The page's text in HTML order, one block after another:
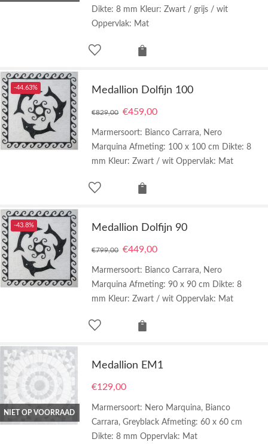
Dikte: 8 mm Kleur: Zwart / grijs / wit
Oppervlak: Mat
-44.63% Medallion Dolfijn 100
€829,00 €459,00
Marmersoort: Bianco Carrara, Nero
Marquina Afmeting: 100 x 100 cm Dikte: 8
mm Kleur: Zwart / wit Oppervlak: Mat
-43.8% Medallion Dolfijn 90
€799,00 €449,00
Marmersoort: Bianco Carrara, Nero
Marquina Afmeting: 90 x 90 cm Dikte: 8
mm Kleur: Zwart / wit Oppervlak: Mat
NIET OP VOORRAAD
Medallion EM1
€129,00
Marmersoort: Nero Marquina, Bianco
Carrara, Greyblack Afmeting: 60 x 60 cm
Dikte: 8 mm Oppervlak: Mat